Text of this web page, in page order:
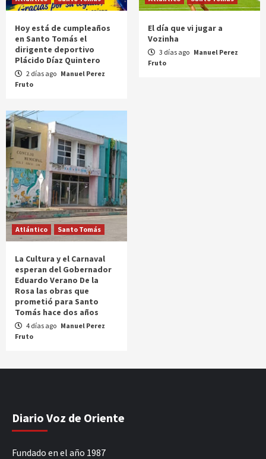
Hoy está de cumpleaños
en Santo Tomás el
dirigente deportivo
Plácido Díaz Quintero
2 días ago Manuel Perez
Fruto
El día que vi jugar a
Vozinha
3 días ago Manuel Perez
Fruto
Atlántico Santo Tomás
La Cultura y el Carnaval
esperan del Gobernador
Eduardo Verano De la
Rosa las obras que
prometió para Santo
Tomás hace dos años
4 días ago Manuel Perez
Fruto
Diario Voz de Oriente
Fundado en el año 1987